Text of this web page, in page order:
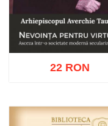
Adaugă în coș Wishlist
22 RON